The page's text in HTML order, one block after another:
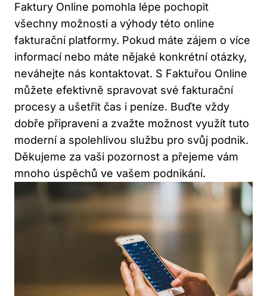
Faktury Online pomohla lépe pochopit
všechny možnosti a výhody této online
fakturační platformy. Pokud máte zájem o více
informací nebo máte nějaké konkrétní otázky,
neváhejte nás kontaktovat. S Faktuřou Online
můžete efektivně spravovat své fakturační
procesy a ušetřit čas i peníze. Buďte vždy
dobře připraveni a zvažte možnost využít tuto
moderní a spolehlivou službu pro svůj podnik.
Děkujeme za vaši pozornost a přejeme vám
mnoho úspěchů ve vašem podnikání.